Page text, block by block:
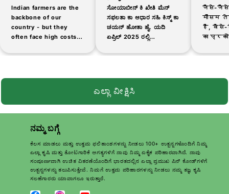
Indian farmers are the
backbone of our
country - but they
often face high costs
products when buying
ಸೋಯಾಬೀನ್ ಕಿ ಖೇತಿ ಮೆನ್
ಸಫಲತಾ ಕಾ ಆಧಾರ ಸಹಿ ಕಿಸ್ಮ್ ಕಾ
ಚಯನ್ ಹೋತಾ ಹೈ. ಯದಿ
ಏಪ್ರಿಲ್ 2025 ರಲ್ಲಿ
ಜಾ ರಹೇ ಹಾಂ, ನೀವು ಹೌದು
जैसे-जैसे
मौसम
है, वैसे-
का
ಎಲ್ಲಾ ವೀಕ್ಷಿಸಿ
ನಮ್ಮ ಬಗ್ಗೆ
ಕೆಲಸ ಮಾಡಲು ಮತ್ತು ಉತ್ತಮ ಫಲಿತಾಂಶಗಳನ್ನು ನೀಡಲು 100+ ಉತ್ಪನ್ನಗಳೊಂದಿಗೆ ನಿಮ್ಮ
ಎಲ್ಲಾ ಕೃಷಿ ಮತ್ತು ತೋಟಗಾರಿಕೆ ಅಗತ್ಯಗಳಿಗೆ ನಾವು ನಿಮ್ಮ ಏಕೈಕ ಪರಿಹಾರವಾಗಿದೆ. ನಾವು
ಸಂಪೂರ್ಣವಾಗಿ ಉಚಿತ ವಿತರಣೆಯೊಂದಿಗೆ ಭಾರತದಲ್ಲಿನ ಎಲ್ಲಾ ಪ್ರಮುಖ ಪಿನ್ ಕೋಡ್‌ಗಳಿಗೆ
ಉತ್ಪನ್ನಗಳನ್ನು ತಲುಪಿಸುತ್ತೇವೆ. ನಿಮಗೆ ಉತ್ತಮ ಪರಿಹಾರಗಳನ್ನು ನೀಡಲು ನಮ್ಮ ತಜ್ಞ ಕೃಷಿ
ಸಲಹೆಗಾರರು ಯಾವಾಗಲೂ ಇರುತ್ತಾರೆ.